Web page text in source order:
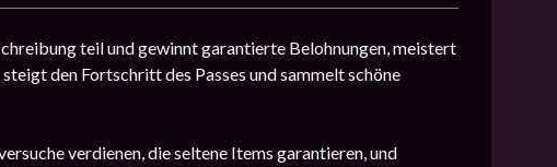
teil und gewinnt garantierte Belohnungen, meistert
den Fortschritt des Passes und sammelt schöne
verdienen, die seltene Items garantieren, und